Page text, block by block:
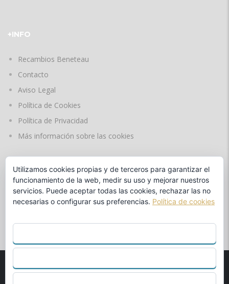
+INFO
Recambios Beneteau
Contacto
Aviso Legal
Política de Cookies
Política de Privacidad
Más información sobre las cookies
IDIOMAS
by
Utilizamos cookies propias y de terceros para garantizar el
funcionamiento de la web, medir su uso y mejorar nuestros
servicios. Puede aceptar todas las cookies, rechazar las no
necesarias o configurar sus preferencias. Política de cookies